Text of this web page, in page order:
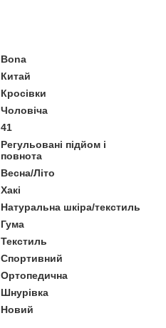
Bona
Китай
Кросівки
Чоловіча
41
Регульовані підйом і
повнота
Весна/Літо
Хакі
Натуральна шкіра/текстиль
Гума
Текстиль
Спортивний
Ортопедична
Шнурівка
Новий